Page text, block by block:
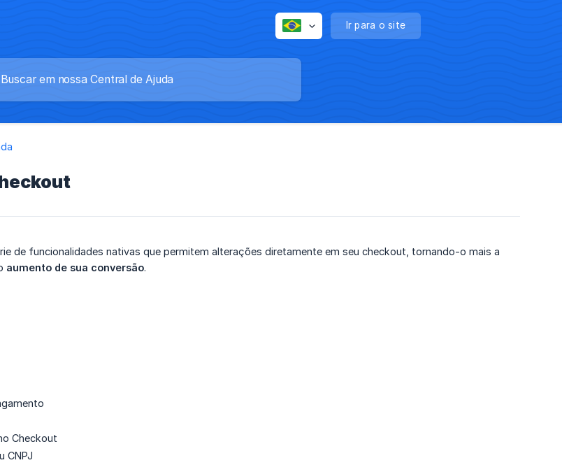
Ir para o site
de funcionalidades nativas que permitem alterações diretamente em seu checkout, tornando-o mais a
aumento de sua conversão.
Checkout
CNPJ